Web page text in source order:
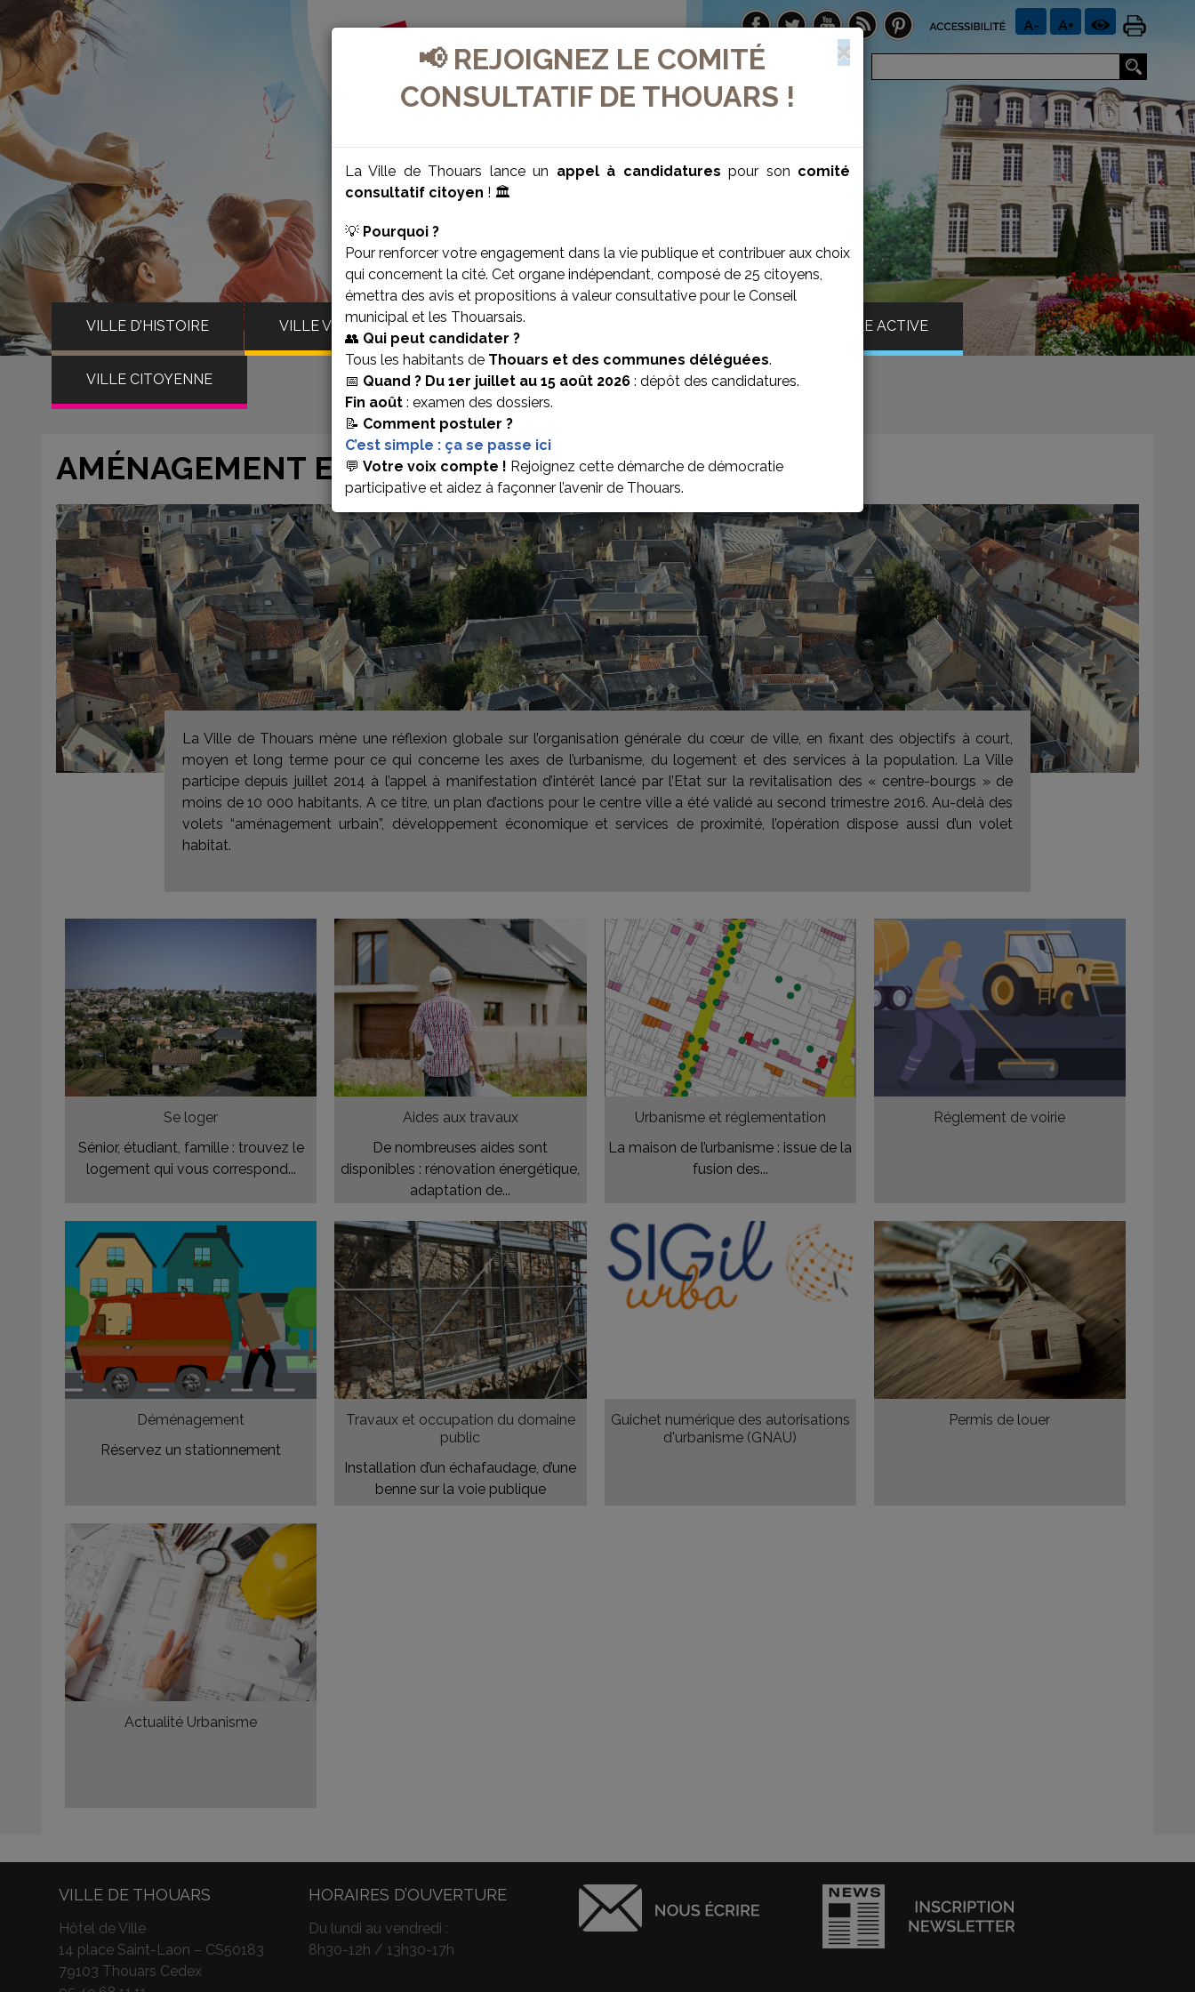
📢 REJOIGNEZ LE COMITÉ
CONSULTATIF DE THOUARS !
La Ville de Thouars lance un appel à candidatures pour son comité
consultatif citoyen ! 🏛️
💡 Pourquoi ?
Pour renforcer votre engagement dans la vie publique et contribuer aux choix
qui concernent la cité. Cet organe indépendant, composé de 25 citoyens,
émettra des avis et propositions à valeur consultative pour le Conseil
municipal et les Thouarsais.
👥 Qui peut candidater ?
Tous les habitants de Thouars et des communes déléguées.
📅 Quand ? Du 1er juillet au 15 août 2026 : dépôt des candidatures.
Fin août : examen des dossiers.
📝 Comment postuler ?
C’est simple : ça se passe ici
💬 Votre voix compte ! Rejoignez cette démarche de démocratie
participative et aidez à façonner l’avenir de Thouars.
VILLE D’HISTOIRE VILLE VIVANTE VILLE BIEN-ÊTRE VILLE ACTIVE
VILLE CITOYENNE
AMÉNAGEMENT ET HABITAT
La Ville de Thouars mène une réflexion globale sur l’organisation générale du cœur de ville, en fixant des objectifs à court,
moyen et long terme pour ce qui concerne les axes de l’urbanisme, du logement et des services à la population. La Ville
participe depuis juillet 2014 à l’appel à manifestation d’intérêt lancé par l’Etat sur la revitalisation des « centre-bourgs » de
moins de 10 000 habitants. A ce titre, un plan d’actions pour le centre ville a été validé au second trimestre 2016. Au-delà des
volets “aménagement urbain”, développement économique et services de proximité, l’opération dispose aussi d’un volet
habitat.
Se loger
Sénior, étudiant, famille : trouvez le
logement qui vous correspond...
Aides aux travaux
De nombreuses aides sont
disponibles : rénovation énergétique,
adaptation de...
Urbanisme et réglementation
La maison de l’urbanisme : issue de la
fusion des...
Réglement de voirie
Déménagement
Réservez un stationnement
Travaux et occupation du domaine
public
Installation d’un échafaudage, d’une
benne sur la voie publique
Guichet numérique des autorisations
d'urbanisme (GNAU)
Permis de louer
Actualité Urbanisme
VILLE DE THOUARS
Hôtel de Ville
14 place Saint-Laon – CS50183
79103 Thouars Cedex
HORAIRES D’OUVERTURE
Du lundi au vendredi :
8h30-12h / 13h30-17h